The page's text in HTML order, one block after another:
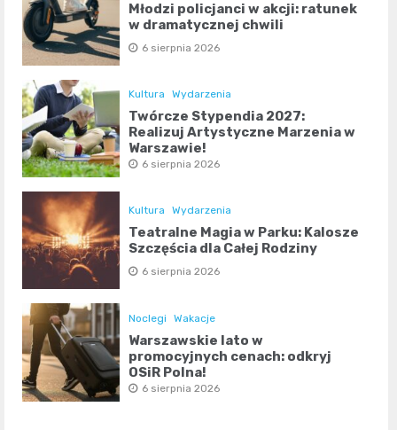
Młodzi policjanci w akcji: ratunek
w dramatycznej chwili
6 sierpnia 2026
Kultura Wydarzenia
Twórcze Stypendia 2027:
Realizuj Artystyczne Marzenia w
Warszawie!
6 sierpnia 2026
Kultura Wydarzenia
Teatralne Magia w Parku: Kalosze
Szczęścia dla Całej Rodziny
6 sierpnia 2026
Noclegi Wakacje
Warszawskie lato w
promocyjnych cenach: odkryj
OSiR Polna!
6 sierpnia 2026